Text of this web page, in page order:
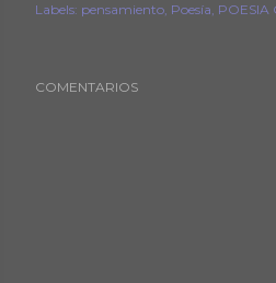
Labels: pensamiento Poesía POESIA
COMENTARIOS